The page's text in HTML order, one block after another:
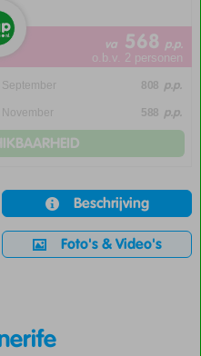
va 568 p.p.
o.b.v. 2 personen
September 808 p.p.
November 588 p.p.
Beschrijving
Foto's & Video's